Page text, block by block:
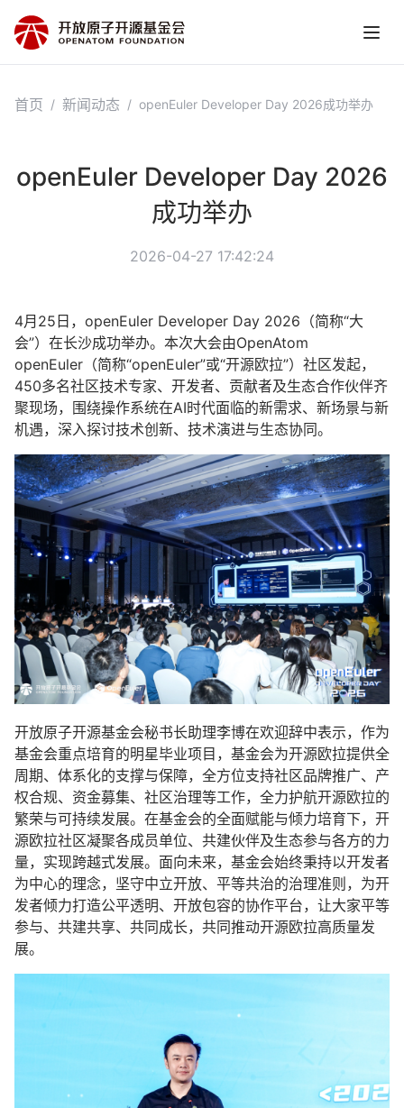
首页 / 新闻动态 / openEuler Developer Day 2026成功举办
openEuler Developer Day 2026
成功举办
2026-04-27 17:42:24
4月25日，openEuler Developer Day 2026（简称“大
会”）在长沙成功举办。本次大会由OpenAtom
openEuler（简称“openEuler”或“开源欧拉”）社区发起，
450多名社区技术专家、开发者、贡献者及生态合作伙伴齐
聚现场，围绕操作系统在AI时代面临的新需求、新场景与新
机遇，深入探讨技术创新、技术演进与生态协同。
开放原子开源基金会秘书长助理李博在欢迎辞中表示，作为
基金会重点培育的明星毕业项目，基金会为开源欧拉提供全
周期、体系化的支撑与保障，全方位支持社区品牌推广、产
权合规、资金募集、社区治理等工作，全力护航开源欧拉的
繁荣与可持续发展。在基金会的全面赋能与倾力培育下，开
源欧拉社区凝聚各成员单位、共建伙伴及生态参与各方的力
量，实现跨越式发展。面向未来，基金会始终秉持以开发者
为中心的理念，坚守中立开放、平等共治的治理准则，为开
发者倾力打造公平透明、开放包容的协作平台，让大家平等
参与、共建共享、共同成长，共同推动开源欧拉高质量发
展。